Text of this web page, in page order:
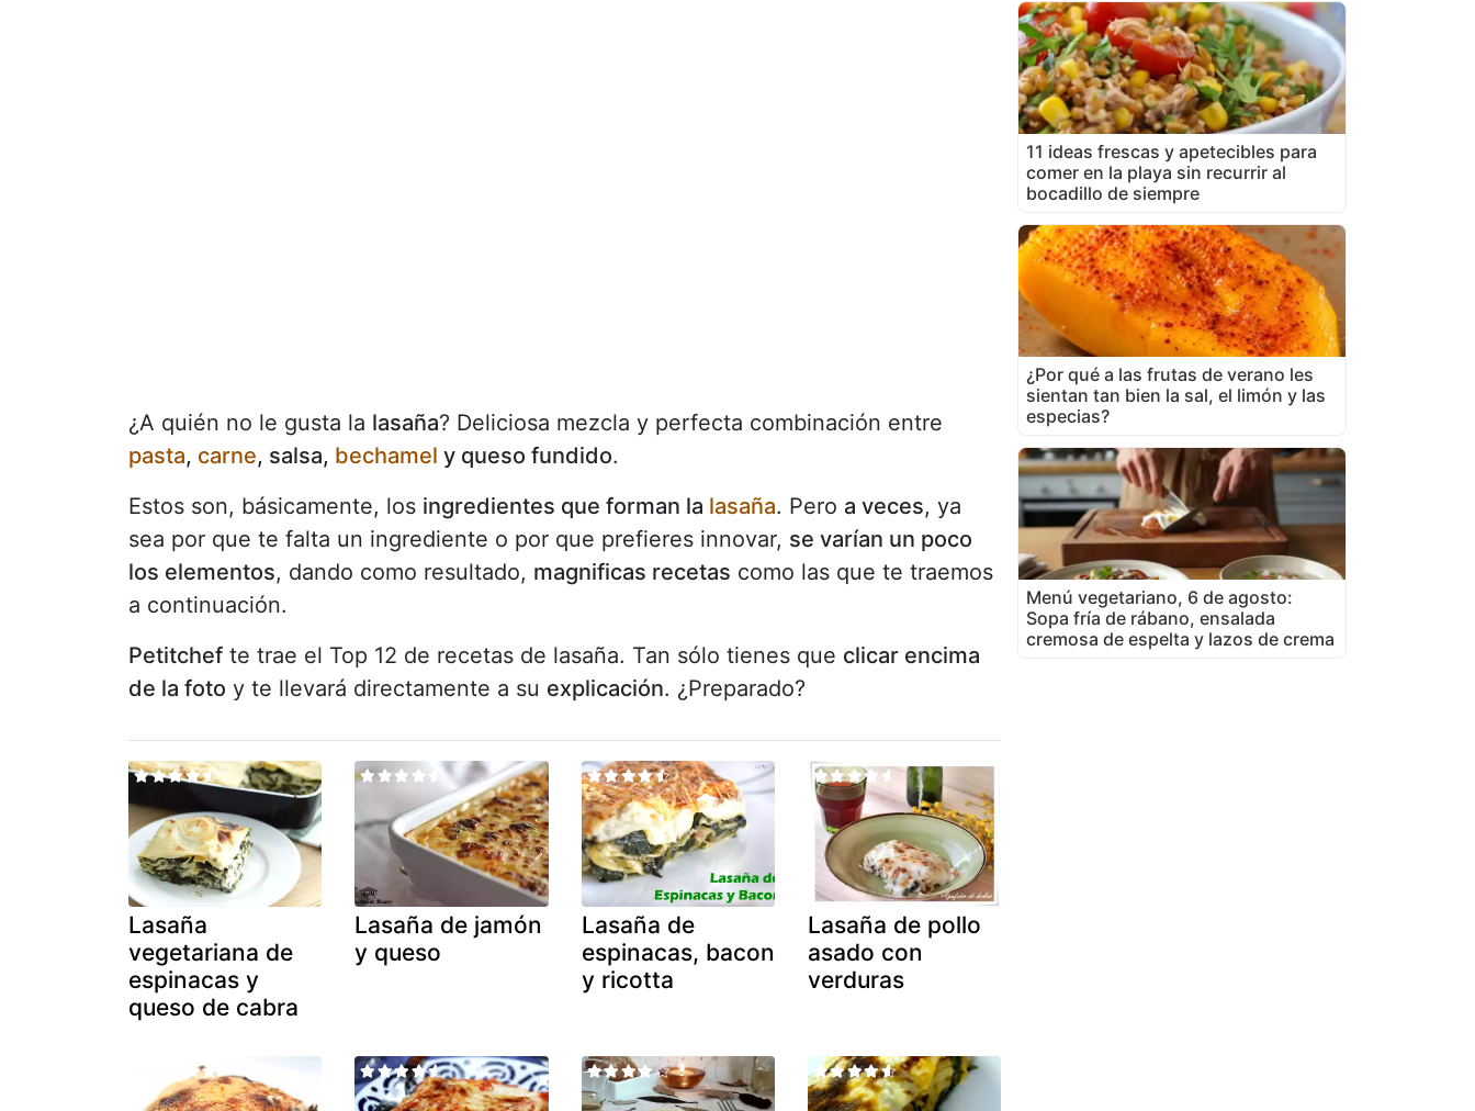
¿A quién no le gusta la lasaña? Deliciosa mezcla y perfecta combinación entre
pasta, carne, salsa, bechamel y queso fundido.
Estos son, básicamente, los ingredientes que forman la lasaña. Pero a veces, ya
sea por que te falta un ingrediente o por que prefieres innovar, se varían un poco
los elementos, dando como resultado, magnificas recetas como las que te traemos
a continuación.
Petitchef te trae el Top 12 de recetas de lasaña. Tan sólo tienes que clicar encima
de la foto y te llevará directamente a su explicación. ¿Preparado?
Lasaña
vegetariana de
espinacas y
queso de cabra
Lasaña de jamón
y queso
Lasaña de
espinacas, bacon
y ricotta
Lasaña de pollo
asado con
verduras
11 ideas frescas y apetecibles para
comer en la playa sin recurrir al
bocadillo de siempre
¿Por qué a las frutas de verano les
sientan tan bien la sal, el limón y las
especias?
Menú vegetariano, 6 de agosto:
Sopa fría de rábano, ensalada
cremosa de espelta y lazos de crema